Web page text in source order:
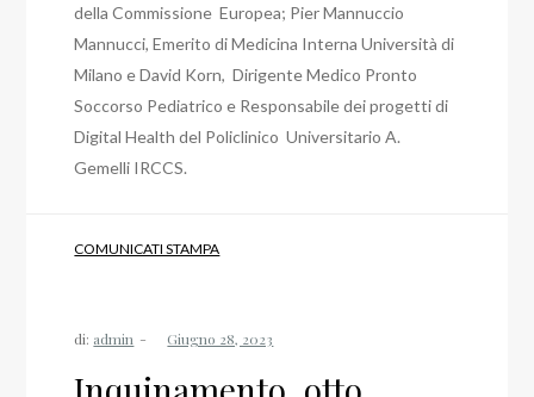
della Commissione Europea; Pier Mannuccio
Mannucci, Emerito di Medicina Interna Università di
Milano e David Korn, Dirigente Medico Pronto
Soccorso Pediatrico e Responsabile dei progetti di
Digital Health del Policlinico Universitario A.
Gemelli IRCCS.
COMUNICATI STAMPA
di: admin